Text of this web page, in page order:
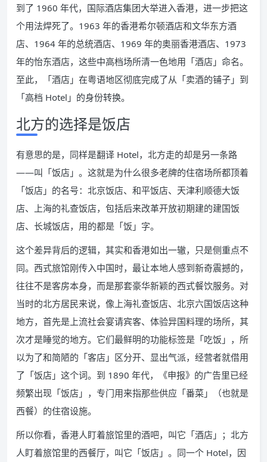
到了 1960 年代，国际酒店集团大举进入香港，进一步把这
个用法焊死了。1963 年的香港希尔顿酒店和文华东方酒
店、1964 年的总统酒店、1969 年的奥丽香港酒店、1973
年的怡东酒店，这些中高档场所清一色地用「酒店」命名。
至此，「酒店」在粤语地区彻底完成了从「卖酒的铺子」到
「高档 Hotel」的身份转换。
北方的选择是饭店
有意思的是，同样是翻译 Hotel，北方走的却是另一条路
——叫「饭店」。这就是为什么很多老牌的住宿场所都顶着
「饭店」的名号：北京饭店、和平饭店、天津利顺德大饭
店、上海的礼查饭店，包括后来改革开放初期建的建国饭
店、长城饭店，用的都是「饭」字。
这个差异背后的逻辑，其实和香港如出一辙，只是侧重点不
同。西式旅馆刚传入中国时，最让本地人感到新奇震撼的，
往往不是客房本身，而是那套豪华新颖的西式餐饮服务。对
当时的北方居民来说，像上海礼查饭店、北京六国饭店这种
地方，首先是上流社会宴请宾客、体验异国料理的场所，其
次才是睡觉的地方。它们最鲜明的功能标签是「吃饭」，所
以为了和简陋的「客店」区分开、显出气派，经营者就借用
了「饭店」这个词。到 1890 年代，《申报》的广告里已经
频繁出现「饭店」，专门用来指那些供应「番菜」（也就是
西餐）的住宿设施。
所以你看，香港人盯着旅馆里的酒吧，叫它「酒店」；北方
人盯着旅馆里的西餐厅，叫它「饭店」。同一个 Hotel，因